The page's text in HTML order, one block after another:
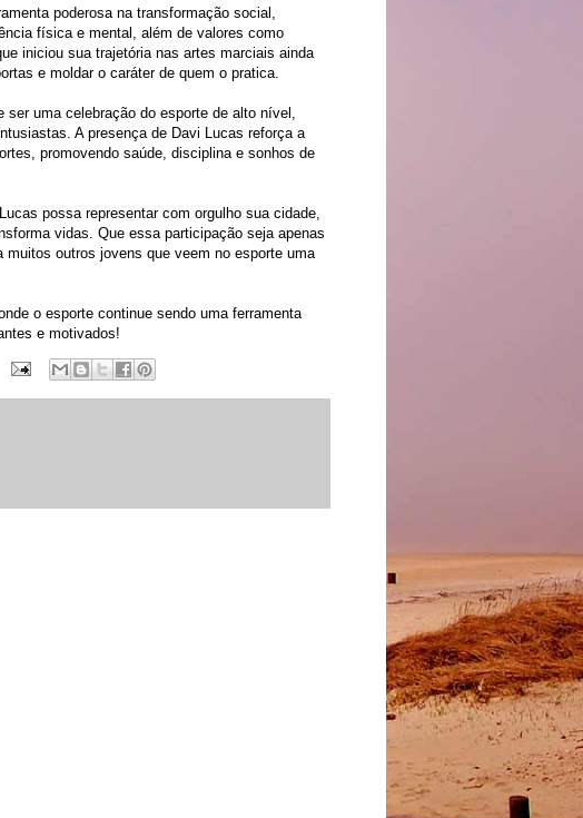
poderosa na transformação social,
física e mental, além de valores como
iniciou sua trajetória nas artes marciais ainda
e moldar o caráter de quem o pratica.
uma celebração do esporte de alto nível,
A presença de Davi Lucas reforça a
promovendo saúde, disciplina e sonhos de
possa representar com orgulho sua cidade,
vidas. Que essa participação seja apenas
outros jovens que veem no esporte uma
o esporte continue sendo uma ferramenta
e motivados!